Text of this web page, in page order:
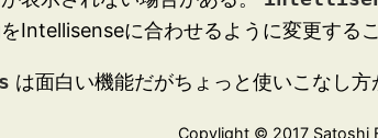
Intellisenseに合わせるように変更する
は面白い機能だがちょっと使いこなし
Copylight © 2017 Satoshi